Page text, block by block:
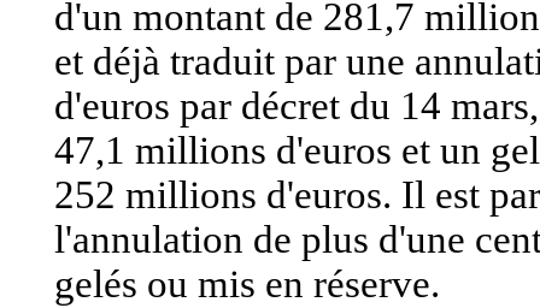
d'un montant de 281,7
et déjà traduit par une
d'euros par décret du 14
47,1 millions d'euros et un
252 millions d'euros. Il est
l'annulation de plus d'une
gelés ou mis en réserve.